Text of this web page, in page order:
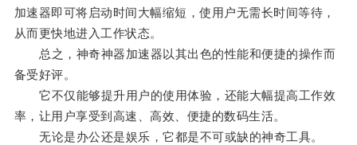
加速器即可将启动时间大幅缩短，使用户无需长时间等待，
从而更快地进入工作状态。
总之，神奇神器加速器以其出色的性能和便捷的操作而
备受好评。
它不仅能够提升用户的使用体验，还能大幅提高工作效
率，让用户享受到高速、高效、便捷的数码生活。
无论是办公还是娱乐，它都是不可或缺的神奇工具。